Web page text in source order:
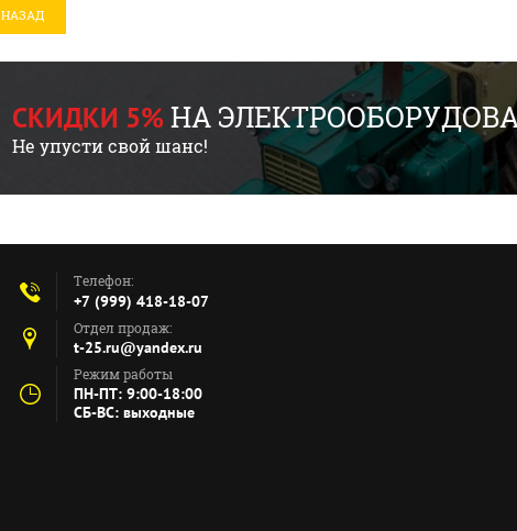
НАЗАД
СКИДКИ 5%НА
Не упусти свой шанс!
Телефон:
+7 (999) 418-18-07
Отдел продаж:
t-25.ru@yandex.ru
Режим работы
ПН-ПТ: 9:00-18:00
СБ-ВС: выходные